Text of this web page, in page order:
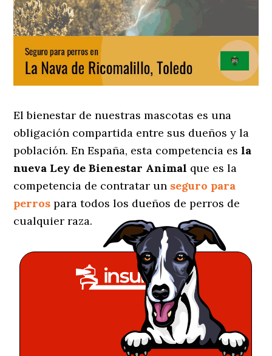
El bienestar de nuestras mascotas es una
obligación compartida entre sus dueños y la
población. En España, esta competencia esla
nueva Ley de Bienestar Animal que es la
competencia de contratar un seguro para
perros para todos los dueños de perros de
cualquier raza.